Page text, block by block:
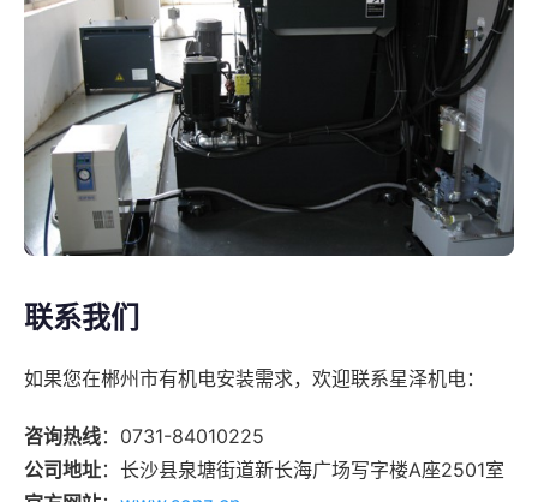
联系我们
如果您在郴州市有机电安装需求，欢迎联系星泽机电：
咨询热线：0731-84010225
公司地址：长沙县泉塘街道新长海广场写字楼A座2501室